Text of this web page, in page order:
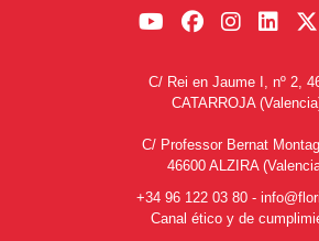
C/ Rei en Jaume I, nº 2,
CATARROJA
C/ Professor Bernat
46600 ALZIRA
+34 96 122 03 80 -
Canal ético y de